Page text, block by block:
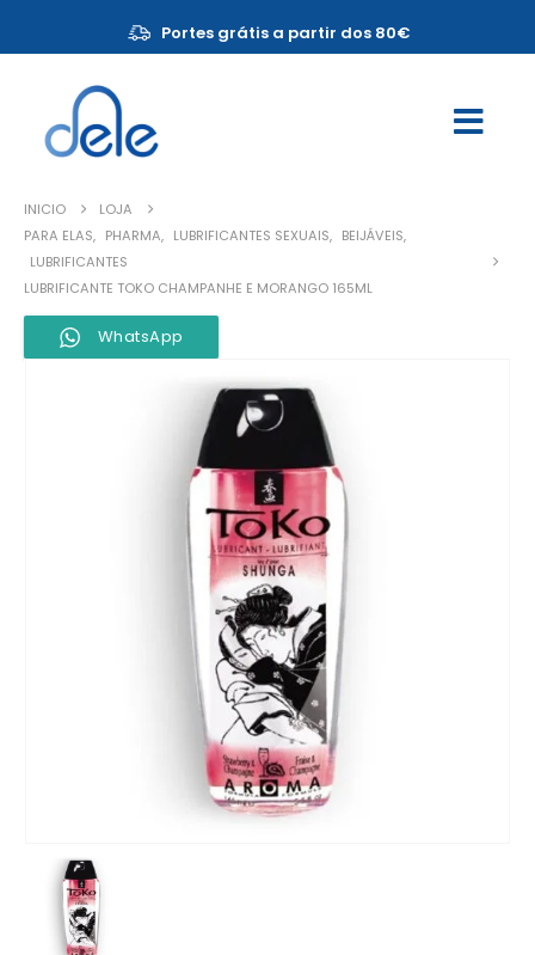
Portes grátis a partir dos 80€
INICIO
LOJA
PARA ELAS, PHARMA, LUBRIFICANTES SEXUAIS, BEIJÁVEIS,
LUBRIFICANTES
LUBRIFICANTE TOKO CHAMPANHE E MORANGO 165ML
WhatsApp